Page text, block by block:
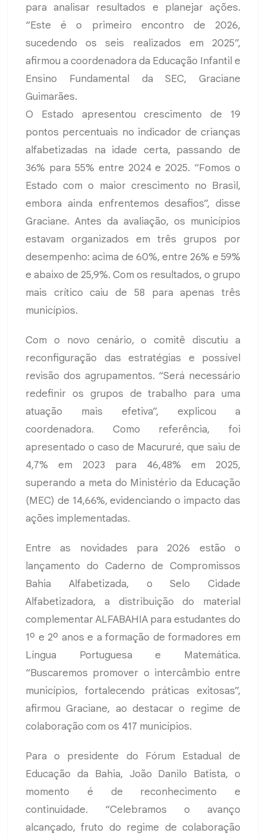
para analisar resultados e planejar ações.
“Este é o primeiro encontro de 2026,
sucedendo os seis realizados em 2025”,
afirmou a coordenadora da Educação Infantil e
Ensino Fundamental da SEC, Graciane
Guimarães.
O Estado apresentou crescimento de 19
pontos percentuais no indicador de crianças
alfabetizadas na idade certa, passando de
36% para 55% entre 2024 e 2025. “Fomos o
Estado com o maior crescimento no Brasil,
embora ainda enfrentemos desafios”, disse
Graciane. Antes da avaliação, os municípios
estavam organizados em três grupos por
desempenho: acima de 60%, entre 26% e 59%
e abaixo de 25,9%. Com os resultados, o grupo
mais crítico caiu de 58 para apenas três
municípios.
Com o novo cenário, o comitê discutiu a
reconfiguração das estratégias e possível
revisão dos agrupamentos. “Será necessário
redefinir os grupos de trabalho para uma
atuação mais efetiva”, explicou a
coordenadora. Como referência, foi
apresentado o caso de Macururé, que saiu de
4,7% em 2023 para 46,48% em 2025,
superando a meta do Ministério da Educação
(MEC) de 14,66%, evidenciando o impacto das
ações implementadas.
Entre as novidades para 2026 estão o
lançamento do Caderno de Compromissos
Bahia Alfabetizada, o Selo Cidade
Alfabetizadora, a distribuição do material
complementar ALFABAHIA para estudantes do
1º e 2º anos e a formação de formadores em
Língua Portuguesa e Matemática.
“Buscaremos promover o intercâmbio entre
municípios, fortalecendo práticas exitosas”,
afirmou Graciane, ao destacar o regime de
colaboração com os 417 municípios.
Para o presidente do Fórum Estadual de
Educação da Bahia, João Danilo Batista, o
momento é de reconhecimento e
continuidade. “Celebramos o avanço
alcançado, fruto do regime de colaboração